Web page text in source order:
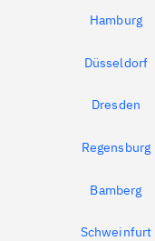
Hamburg
Düsseldorf
Dresden
Regensburg
Bamberg
Schweinfurt